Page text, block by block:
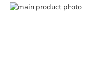
Saltar